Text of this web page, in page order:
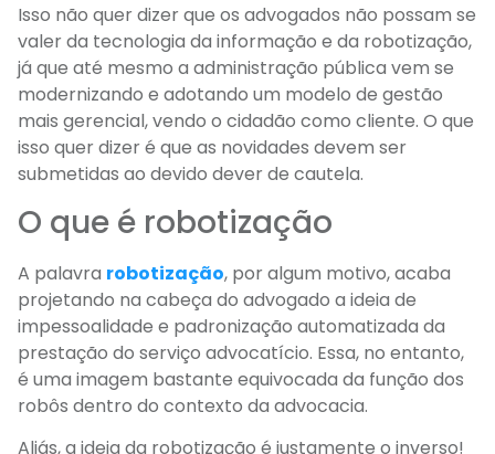
Isso não quer dizer que os advogados não possam se
valer da tecnologia da informação e da robotização,
já que até mesmo a administração pública vem se
modernizando e adotando um modelo de gestão
mais gerencial, vendo o cidadão como cliente. O que
isso quer dizer é que as novidades devem ser
submetidas ao devido dever de cautela.
O que é robotização
A palavra robotização, por algum motivo, acaba
projetando na cabeça do advogado a ideia de
impessoalidade e padronização automatizada da
prestação do serviço advocatício. Essa, no entanto,
é uma imagem bastante equivocada da função dos
robôs dentro do contexto da advocacia.
Aliás, a ideia da robotização é justamente o inverso!